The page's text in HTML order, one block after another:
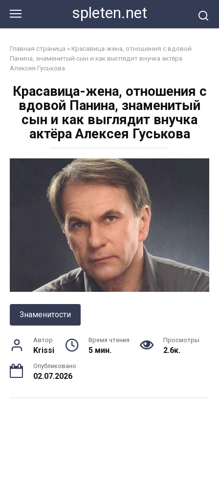
контенту
spleten.net
Главная страница » Красавица-жена, отношения с вдовой
Панина, знаменитый сын и как выглядит внучка актёра
Алексея Гуськова
Красавица-жена, отношения с
вдовой Панина, знаменитый
сын и как выглядит внучка
актёра Алексея Гуськова
Знаменитости
Автор
Krissi
Время чтения
5 мин.
Просмотры
2.6к.
Опубликовано
02.07.2026